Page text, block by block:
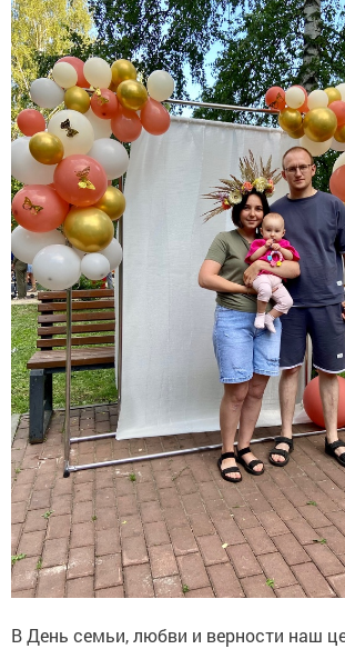
В День семьи, любви и верности наш